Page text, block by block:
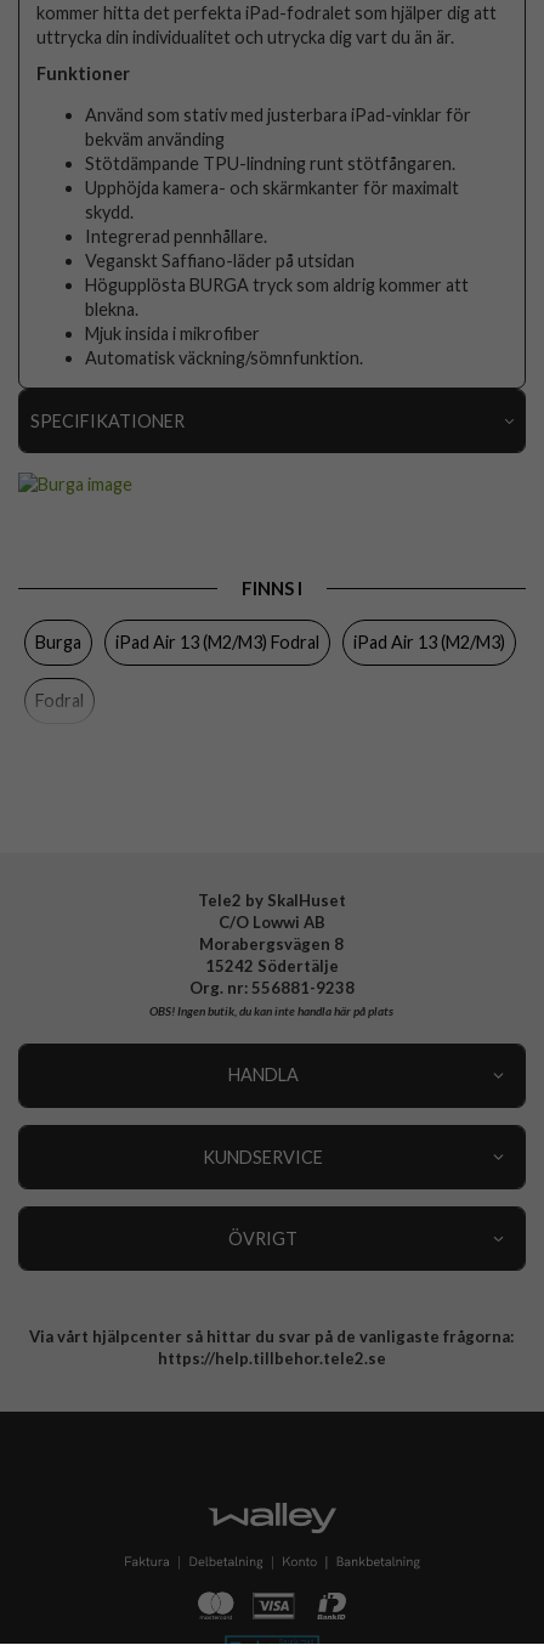
kommer hitta det perfekta iPad-fodralet som hjälper dig att
uttrycka din individualitet och utrycka dig vart du än är.
Funktioner
Använd som stativ med justerbara iPad-vinklar för
bekväm använding
Stötdämpande TPU-lindning runt stötfångaren.
Upphöjda kamera- och skärmkanter för maximalt
skydd.
Integrerad pennhållare.
Veganskt Saffiano-läder på utsidan
Högupplösta BURGA tryck som aldrig kommer att
blekna.
Mjuk insida i mikrofiber
Automatisk väckning/sömnfunktion.
SPECIFIKATIONER
Pennhållare, Sov/Vakna funktion
Färg Flerfärgad
Material
FINNS I
Burga iPad Air 13 (M2/M3) Fodral iPad Air 13 (M2/M3)
Fodral
Tele2 by SkalHuset
C/O Lowwi AB
Morabergsvägen 8
15242 Södertälje
Org. nr: 556881-9238
OBS!Ingen butik, du kan inte handla här på plats
HANDLA
KUNDSERVICE
ÖVRIGT
Integritetspolicy
Via vårt hjälpcenter så hittar du svar på de vanligaste frågorna:
https://help.tillbehor.tele2.se